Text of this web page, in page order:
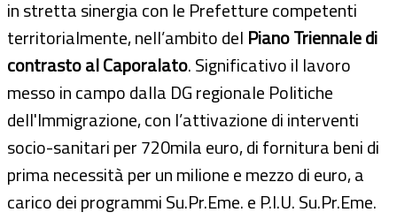
in stretta sinergia con le Prefetture competenti
territorialmente, nell’ambito del Piano Triennale di
contrasto al Caporalato. Significativo il lavoro
messo in campo dalla DG regionale Politiche
dell'Immigrazione, con l’attivazione di interventi
socio-sanitari per 720mila euro, di fornitura beni di
prima necessità per un milione e mezzo di euro, a
carico dei programmi Su.Pr.Eme. e P.I.U. Su.Pr.Eme.